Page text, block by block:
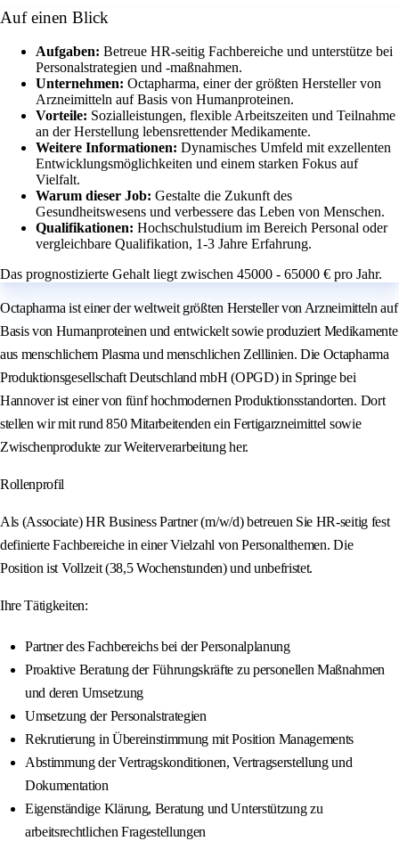
Auf einen Blick
Aufgaben: Betreue HR-seitig Fachbereiche und unterstütze bei
Personalstrategien und -maßnahmen.
Unternehmen: Octapharma, einer der größten Hersteller von
Arzneimitteln auf Basis von Humanproteinen.
Vorteile: Sozialleistungen, flexible Arbeitszeiten und Teilnahme
an der Herstellung lebensrettender Medikamente.
Weitere Informationen: Dynamisches Umfeld mit exzellenten
Entwicklungsmöglichkeiten und einem starken Fokus auf
Vielfalt.
Warum dieser Job: Gestalte die Zukunft des
Gesundheitswesens und verbessere das Leben von Menschen.
Qualifikationen: Hochschulstudium im Bereich Personal oder
vergleichbare Qualifikation, 1-3 Jahre Erfahrung.
Das prognostizierte Gehalt liegt zwischen 45000 - 65000 € pro Jahr.
Octapharma ist einer der weltweit größten Hersteller von Arzneimitteln auf
Basis von Humanproteinen und entwickelt sowie produziert Medikamente
aus menschlichem Plasma und menschlichen Zelllinien. Die Octapharma
Produktionsgesellschaft Deutschland mbH (OPGD) in Springe bei
Hannover ist einer von fünf hochmodernen Produktionsstandorten. Dort
stellen wir mit rund 850 Mitarbeitenden ein Fertigarzneimittel sowie
Zwischenprodukte zur Weiterverarbeitung her.
Rollenprofil
Als (Associate) HR Business Partner (m/w/d) betreuen Sie HR-seitig fest
definierte Fachbereiche in einer Vielzahl von Personalthemen. Die
Position ist Vollzeit (38,5 Wochenstunden) und unbefristet.
Ihre Tätigkeiten:
Partner des Fachbereichs bei der Personalplanung
Proaktive Beratung der Führungskräfte zu personellen Maßnahmen
und deren Umsetzung
Umsetzung der Personalstrategien
Rekrutierung in Übereinstimmung mit Position Managements
Abstimmung der Vertragskonditionen, Vertragserstellung und
Dokumentation
Eigenständige Klärung, Beratung und Unterstützung zu
arbeitsrechtlichen Fragestellungen